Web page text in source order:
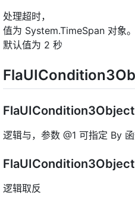
处理超时，
值为 System.TimeSpan 对象。
默认值为 2 秒
逻辑与，参数 @1 可指定 By
逻辑取反